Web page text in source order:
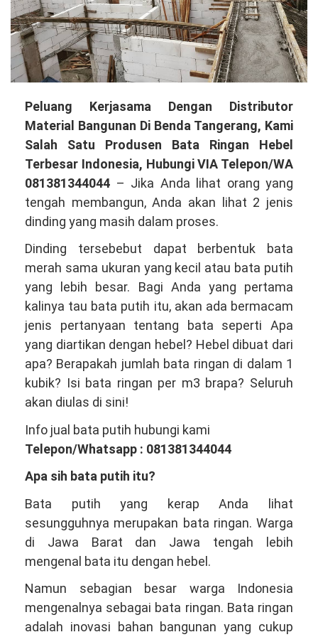
Buka
Peluang
Kerjasama
Dengan
Distributor
Material
Bangunan
Benda
Tangerang,
Kami
Salah
Satu
Produsen
Bata
Ringan
Terbesar
Indonesia
Peluang Kerjasama Dengan Distributor
Material Bangunan Di Benda Tangerang, Kami
Salah Satu Produsen Bata Ringan Hebel
Terbesar Indonesia, Hubungi VIA Telepon/WA
081381344044 – Jika Anda lihat orang yang
tengah membangun, Anda akan lihat 2 jenis
dinding yang masih dalam proses.
Dinding tersebebut dapat berbentuk bata
merah sama ukuran yang kecil atau bata putih
yang lebih besar. Bagi Anda yang pertama
kalinya tau bata putih itu, akan ada bermacam
jenis pertanyaan tentang bata seperti Apa
yang diartikan dengan hebel? Hebel dibuat dari
apa? Berapakah jumlah bata ringan di dalam 1
kubik? Isi bata ringan per m3 brapa? Seluruh
akan diulas di sini!
Info jual bata putih hubungi kami
Telepon/Whatsapp : 081381344044
Apa sih bata putih itu?
Bata putih yang kerap Anda lihat
sesungguhnya merupakan bata ringan. Warga
di Jawa Barat dan Jawa tengah lebih
mengenal bata itu dengan hebel.
Namun sebagian besar warga Indonesia
mengenalnya sebagai bata ringan. Bata ringan
adalah inovasi bahan bangunan yang cukup